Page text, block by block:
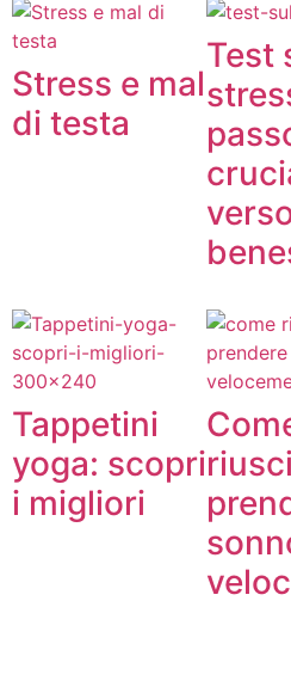
Stress e mal
di testa
Test
Tappetini
yoga: scopri
i migliori